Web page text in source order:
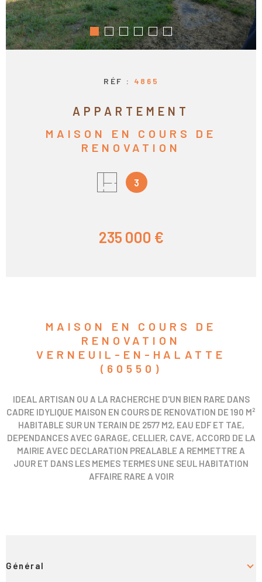
CONTACT
CALCULEZ
MENSUALITÉS
RÉF : 4865
APPARTEMENT
MAISON EN COURS DE
RENOVATION
3
235 000 €
MAISON EN COURS DE
RENOVATION
VERNEUIL-EN-HALATTE
(60550)
IDEAL ARTISAN OU A LA RACHERCHE D'UN BIEN RARE DANS
CADRE IDYLIQUE MAISON EN COURS DE RENOVATION DE 190 M²
HABITABLE SUR UN TERAIN DE 2577 M2, EAU EDF ET TAE,
DEPENDANCES AVEC GARAGE, CELLIER, CAVE, ACCORD DE LA
MAIRIE AVEC DECLARATION PREALABLE A REMMETTRE A
JOUR ET DANS LES MEMES TERMES UNE SEUL HABITATION
AFFAIRE RARE A VOIR
Général